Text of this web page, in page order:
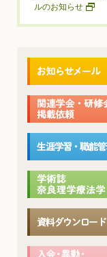
ルのお知らせ